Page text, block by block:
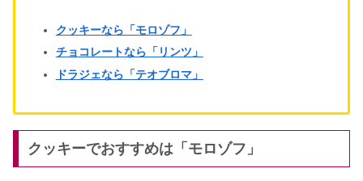
クッキーなら「モロゾフ」
チョコレートなら「リンツ」
ドラジェなら「テオブロマ」
クッキーでおすすめは「モロゾフ」